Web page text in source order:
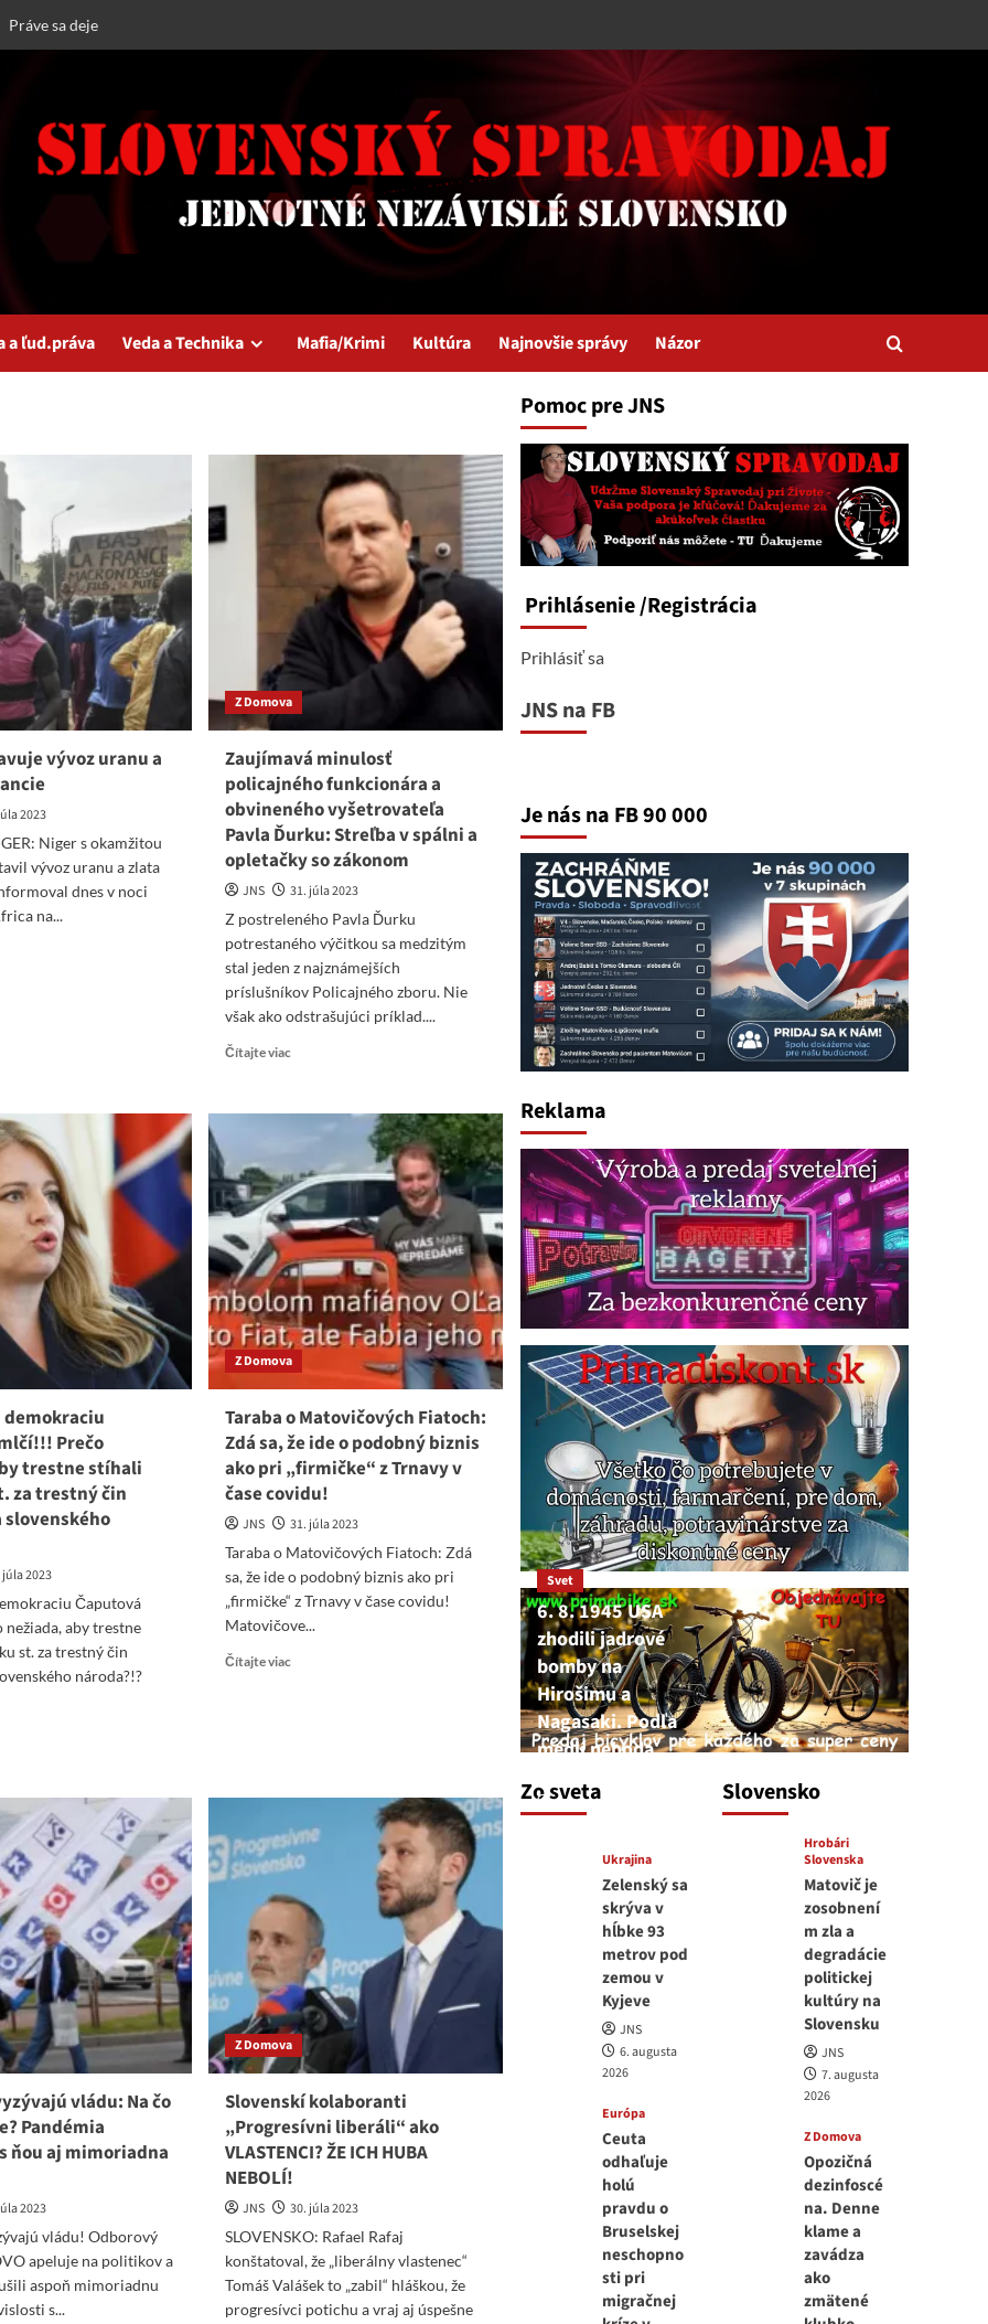
Práve sa deje
a ľud.práva Veda a Technika Mafia/Krimi Kultúra Najnovšie správy Názor
vývoz uranu a
2023
Niger s okamžitou
vývoz uranu a zlata
dnes v noci
na...
Z Domova
Zaujímavá minulosť
policajného funkcionára a
obvineného vyšetrovateľa
Pavla Ďurku: Streľba v spálni a
opletačky so zákonom
JNS
31. júla 2023
Z postreleného Pavla Ďurku
potrestaného výčitkou sa medzitým
stal jeden z najznámejších
príslušníkov Policajného zboru. Nie
však ako odstrašujúci príklad....
Čítajte viacRead
Zaujímavá
funkcionára
a
obvineného
vyšetrovateľa
Pavla
Ďurku:
Streľba
v
spálni
a
zákonom
demokraciu
Prečo
trestne stíhali
za trestný čin
júla 2023
Čaputová
aby trestne
st. za trestný čin
národa?!?
Z Domova
Taraba o Matovičových Fiatoch:
Zdá sa, že ide o podobný biznis
ako pri „firmičke“ z Trnavy v
čase covidu!
JNS
31. júla 2023
Taraba o Matovičových Fiatoch: Zdá
sa, že ide o podobný biznis ako pri
„firmičke“ z Trnavy v čase covidu!
Matovičove...
Čítajte viacRead
sa,
že
ide
podobný
biznis
ako
pri
„firmičke“
z
Trnavy
v
čase
covidu!
vládu: Na čo
Pandémia
ňou aj mimoriadna
2023
vládu! Odborový
apeluje na politikov a
aspoň mimoriadnu
s...
Z Domova
Slovenskí kolaboranti
„Progresívni liberáli“ ako
VLASTENCI? ŽE ICH HUBA
NEBOLÍ!
JNS
30. júla 2023
SLOVENSKO: Rafael Rafaj
konštatoval, že „liberálny vlastenec“
Tomáš Valášek to „zabil“ hláškou, že
progresívci potichu a vraj aj úspešne
Pomoc pre JNS
Prihlásenie/Registrácia
Prihlásiť sa
JNS na FB
Je nás na FB 90 000
Reklama
Zo sveta
Svet
6. 8. 1945 USA
zhodili jadrové
bomby na
Hirošimu a
Nagasaki. Podľa
médií nehoda
6. augusta 2026
Ukrajina
Zelenský sa
skrýva v
hĺbke 93
metrov pod
zemou v
Kyjeve
JNS
6. augusta
2026
Európa
Ceuta
odhaľuje
holú
pravdu o
Bruselskej
neschopno
sti pri
migračnej
Slovensko
Hrobári
Slovenska
Matovič je
zosobnení
m zla a
degradácie
politickej
kultúry na
Slovensku
JNS
7. augusta
2026
Z Domova
Opozičná
dezinfoscé
na. Denne
klame a
zavádza
ako
zmätené